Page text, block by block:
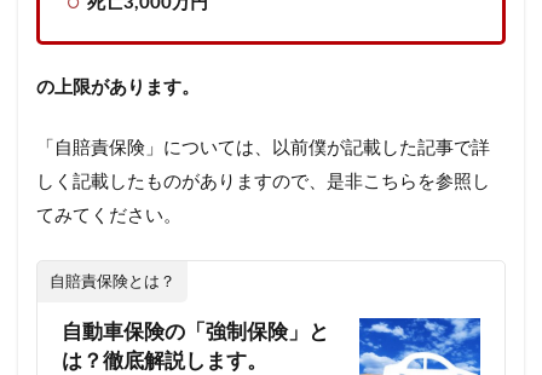
の上限があります。
「自賠責保険」については、以前僕が記載した記事で詳
しく記載したものがありますので、是非こちらを参照し
てみてください。
自賠責保険とは？
自動車保険の「強制保険」と
は？徹底解説します。